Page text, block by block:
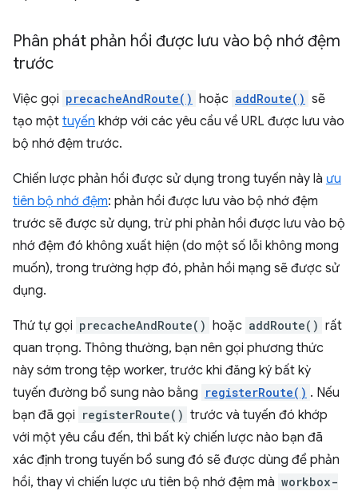
Phân phát phản hồi được lưu vào bộ nhớ đệm
trước
Việc gọi precacheAndRoute() hoặc addRoute() sẽ
tạo một tuyến khớp với các yêu cầu về URL được lưu vào
bộ nhớ đệm trước.
Chiến lược phản hồi được sử dụng trong tuyến này là ưu
tiên bộ nhớ đệm: phản hồi được lưu vào bộ nhớ đệm
trước sẽ được sử dụng, trừ phi phản hồi được lưu vào bộ
nhớ đệm đó không xuất hiện (do một số lỗi không mong
muốn), trong trường hợp đó, phản hồi mạng sẽ được sử
dụng.
Thứ tự gọi precacheAndRoute() hoặc addRoute() rất
quan trọng. Thông thường, bạn nên gọi phương thức
này sớm trong tệp worker, trước khi đăng ký bất kỳ
tuyến đường bổ sung nào bằng registerRoute() . Nếu
bạn đã gọi registerRoute() trước và tuyến đó khớp
với một yêu cầu đến, thì bất kỳ chiến lược nào bạn đã
xác định trong tuyến bổ sung đó sẽ được dùng để phản
hồi, thay vì chiến lược ưu tiên bộ nhớ đệm mà workbox-